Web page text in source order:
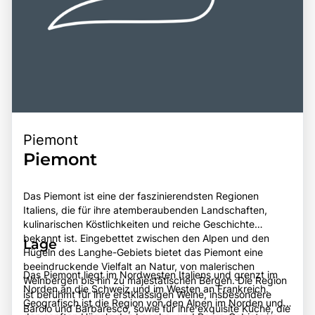
Piemont
Piemont
Das Piemont ist eine der faszinierendsten Regionen
Italiens, die für ihre atemberaubenden Landschaften,
kulinarischen Köstlichkeiten und reiche Geschichte
bekannt ist. Eingebettet zwischen den Alpen und den
Hügeln des Langhe-Gebiets bietet das Piemont eine
beeindruckende Vielfalt an Natur, von malerischen
Weinbergen bis hin zu majestätischen Bergen. Die Region
ist berühmt für ihre erstklassigen Weine, insbesondere
Barolo und Barbaresco, sowie für ihre exquisite Küche, die
Lage
Das Piemont liegt im Nordwesten Italiens und grenzt im
Norden an die Schweiz und im Westen an Frankreich.
Geografisch ist die Region von den Alpen im Norden und